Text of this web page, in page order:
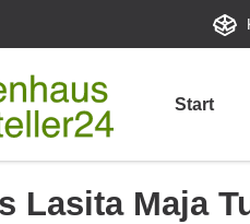
Start
Lasita Maja